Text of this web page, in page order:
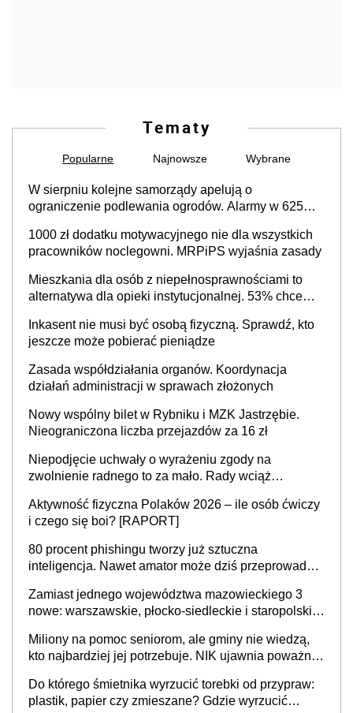
Tematy
Popularne Najnowsze Wybrane
W sierpniu kolejne samorządy apelują o
ograniczenie podlewania ogrodów. Alarmy w 625
cały kraj
1000 zł dodatku motywacyjnego nie dla wszystkich
pracowników noclegowni. MRPiPS wyjaśnia zasady
Mieszkania dla osób z niepełnosprawnościami to
alternatywa dla opieki instytucjonalnej. 53% chce
Inkasent nie musi być osobą fizyczną. Sprawdź, kto
jeszcze może pobierać pieniądze
Zasada współdziałania organów. Koordynacja
działań administracji w sprawach złożonych
Nowy wspólny bilet w Rybniku i MZK Jastrzębie.
Nieograniczona liczba przejazdów za 16 zł
Niepodjęcie uchwały o wyrażeniu zgody na
zwolnienie radnego to za mało. Rady wciąż
sprawy
Aktywność fizyczna Polaków 2026 – ile osób ćwiczy
i czego się boi? [RAPORT]
80 procent phishingu tworzy już sztuczna
inteligencja. Nawet amator może dziś przeprowadzić
Zamiast jednego województwa mazowieckiego 3
nowe: warszawskie, płocko-siedleckie i staropolskie.
stołecznych
Miliony na pomoc seniorom, ale gminy nie wiedzą,
kto najbardziej jej potrzebuje. NIK ujawnia poważną
Do którego śmietnika wyrzucić torebki od przypraw:
plastik, papier czy zmieszane? Gdzie wyrzucić